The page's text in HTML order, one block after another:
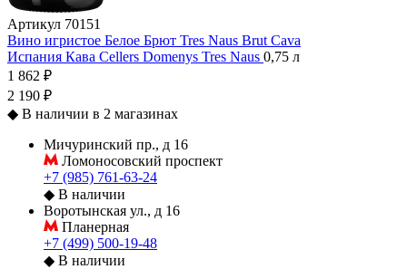
Артикул 70151
Вино игристое Белое Брют Tres Naus Brut Cava
Испания Кава Cellers Domenys Tres Naus 0,75 л
1 862 ₽
2 190 ₽
◆ В наличии в 2 магазинах
Мичуринский пр., д 16
Ломоносовский проспект
+7 (985) 761-63-24
◆ В наличии
Воротынская ул., д 16
Планерная
+7 (499) 500-19-48
◆ В наличии